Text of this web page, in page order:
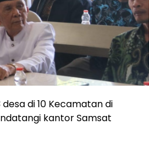
di 10 Kecamatan di
kantor Samsat